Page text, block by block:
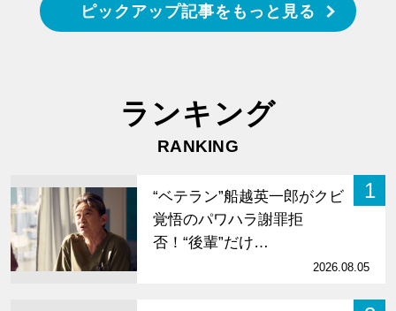
ピックアップ記事をもっと見る
ランキング
RANKING
1
“ベテラン”船越英一郎がクビ
覚悟のパワハラ謝罪拒
否！“後輩”だけ…
2026.08.05